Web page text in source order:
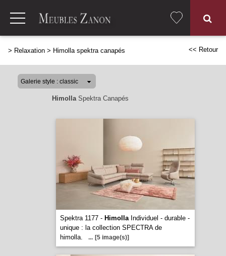
> Relaxation > Himolla spektra canapés << Retour
HimollaSpektra Canapés
Spektra 1177 - HimollaIndividuel - durable -
unique : la collection SPECTRA de
himolla.
... [5 image(s)]